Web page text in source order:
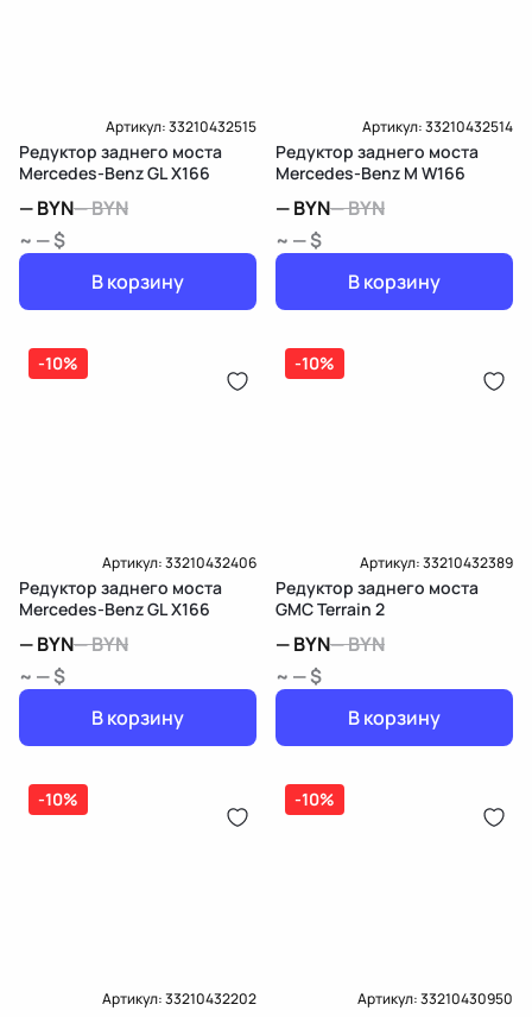
Артикул:33210432515
Редуктор заднего моста
Mercedes-Benz GL X166
—BYN—BYN
~ — $
В корзину
Артикул:33210432514
Редуктор заднего моста
Mercedes-Benz M W166
—BYN—BYN
~ — $
В корзину
-10%
Артикул:33210432406
Редуктор заднего моста
Mercedes-Benz GL X166
—BYN—BYN
~ — $
В корзину
-10%
Артикул:33210432389
Редуктор заднего моста
GMC Terrain 2
—BYN—BYN
~ — $
В корзину
-10%
Артикул:33210432202
-10%
Артикул:33210430950